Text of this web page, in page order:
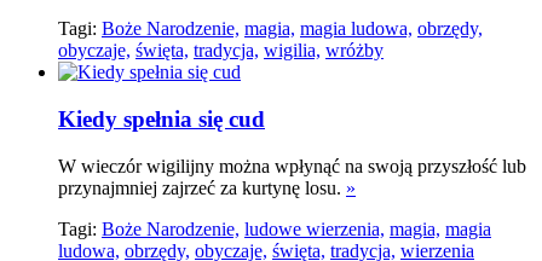
Tagi: Boże Narodzenie, magia, magia ludowa, obrzędy,
obyczaje, święta, tradycja, wigilia, wróżby
Kiedy spełnia się cud
W wieczór wigilijny można wpłynąć na swoją przyszłość lub
przynajmniej zajrzeć za kurtynę losu. »
Tagi: Boże Narodzenie, ludowe wierzenia, magia, magia
ludowa, obrzędy, obyczaje, święta, tradycja, wierzenia